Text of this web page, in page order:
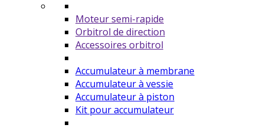
Moteur semi-rapide
Orbitrol de direction
Accessoires orbitrol
Accumulateur à membrane
Accumulateur à vessie
Accumulateur à piston
Kit pour accumulateur